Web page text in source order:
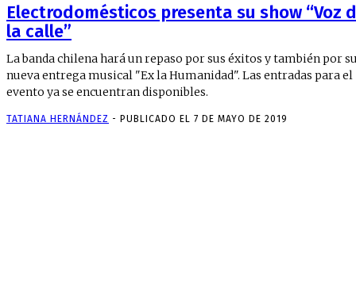
Electrodomésticos presenta su show “Voz
la calle”
La banda chilena hará un repaso por sus éxitos y también por
nueva entrega musical "Ex la Humanidad". Las entradas para el
evento ya se encuentran disponibles.
TATIANA HERNÁNDEZ - PUBLICADO EL 7 DE MAYO DE 2019